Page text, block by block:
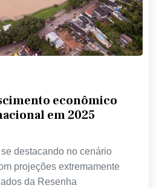
econômico
em 2025
destacando no cenário
projeções extremamente
da Resenha